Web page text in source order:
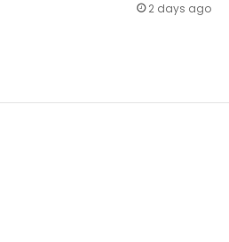
2 days ago